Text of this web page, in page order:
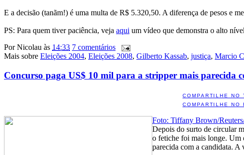
E a decisão (tanãm!) é uma multa de R$ 5.320,50. A diferença de pesos e
PS: Para quem tiver paciência, veja aqui um vídeo que demonstra o alto
PorNicolau às 14:33 7 comentários
Mais sobre Eleições 2004, Eleições 2008, Gilberto Kassab, justiça, Marcio
Concurso paga US$ 10 mil para a stripper mais parecida
COMPARTILHE NO
COMPARTILHE NO
Foto: Tiffany Brown/
Depois do surto de circular
o fetiche foi mais longe. Um
parecida com a candidata. A